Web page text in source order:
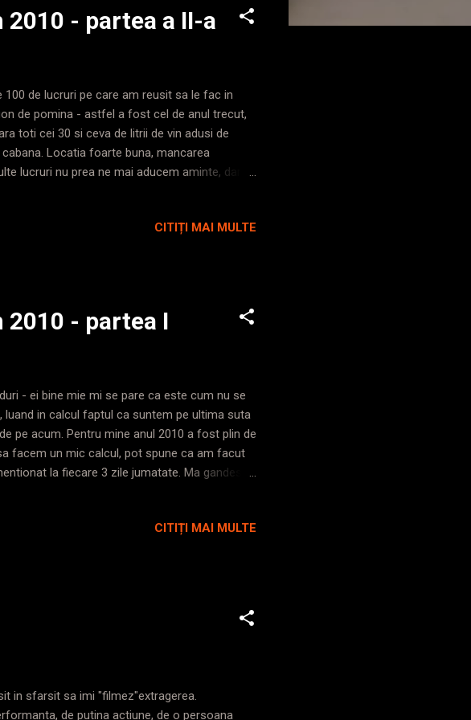
- partea a II-a
de lucruri pe care am reusit sa le fac in
de pomina - astfel a fost cel de anul trecut,
toti cei 30 si ceva de litrii de vin adusi de
Locatia foarte buna, mancarea
lucruri nu prea ne mai aducem aminte, dar
four years I've been living next door to
CITIȚI MAI MULTE
- partea I
- ei bine mie mi se pare ca este cum nu se
in calcul faptul ca suntem pe ultima suta
pe acum. Pentru mine anul 2010 a fost plin de
facem un mic calcul, pot spune ca am facut
la fiecare 3 zile jumatate. Ma gandesc
dintr-un motiv oarecum lesne de inteles -
CITIȚI MAI MULTE
in sfarsit sa imi "filmez"extragerea.
de putina actiune, de o persoana